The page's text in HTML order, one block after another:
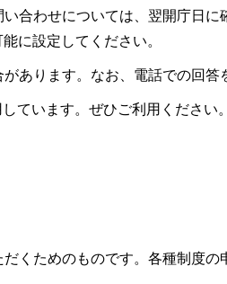
合わせについては、翌開庁日
に設定してください。
あります。なお、電話での回
ています。ぜひご利用ください。
くためのものです。各種制度の